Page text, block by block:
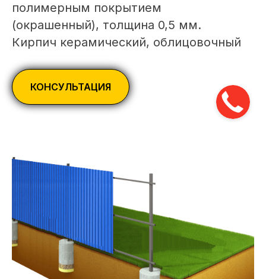
полимерным покрытием
(окрашенный), толщина 0,5 мм.
Кирпич керамический, облицовочный
КОНСУЛЬТАЦИЯ